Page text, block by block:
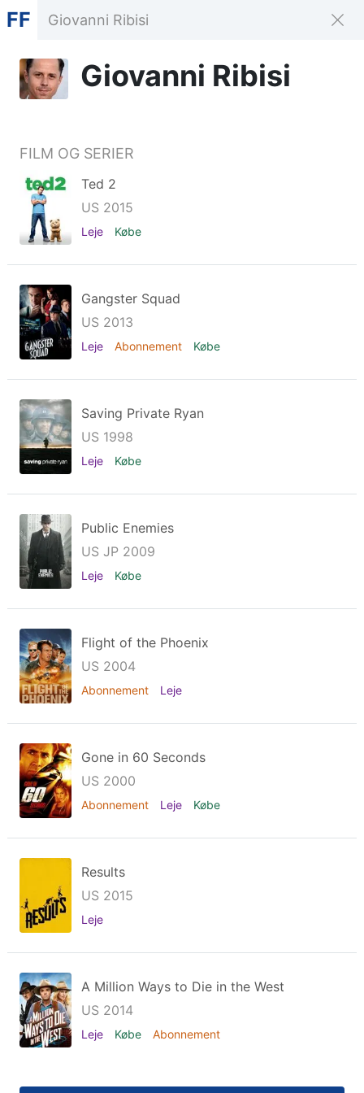
FF
Giovanni Ribisi
FILM OG SERIER
Ted 2
US 2015
Leje Købe
Gangster Squad
US 2013
Leje Abonnement Købe
Saving Private Ryan
US 1998
Leje Købe
Public Enemies
US JP 2009
Leje Købe
Flight of the Phoenix
US 2004
Abonnement Leje
Gone in 60 Seconds
US 2000
Abonnement Leje Købe
Results
US 2015
Leje
A Million Ways to Die in the West
US 2014
Leje Købe Abonnement